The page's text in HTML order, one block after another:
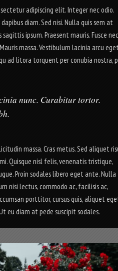
adipiscing elit. Integer nec odio.
diam. Sed nisi. Nulla quis sem at
ipsum. Praesent mauris. Fusce nec
massa. Vestibulum lacinia arcu
ad litora torquent per conubia nostra,
nunc. Curabitur tortor.
massa. Cras metus. Sed aliquet
Quisque nisl felis, venenatis tristique,
Proin sodales libero eget ante. Nulla
nisi lectus, commodo ac, facilisis ac,
porttitor, cursus quis, aliquet
eu diam at pede suscipit sodales.